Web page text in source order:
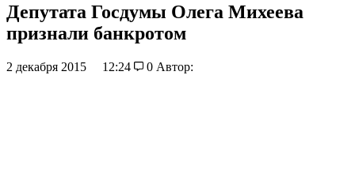
Депутата Госдумы Олега Михеева
признали банкротом
2 декабря 2015 12:24 0 Автор: